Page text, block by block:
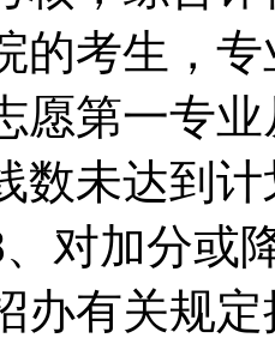
的考生，
愿第一专
数未达到
加分或降
办有关规